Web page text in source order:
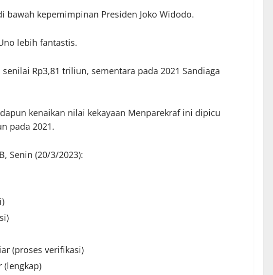
bawah kepemimpinan Presiden Joko Widodo.
lebih fantastis.
Rp3,81 triliun, sementara pada 2021 Sandiaga
kenaikan nilai kekayaan Menparekraf ini dipicu
pada 2021.
Senin (20/3/2023):
(proses verifikasi)
(lengkap)